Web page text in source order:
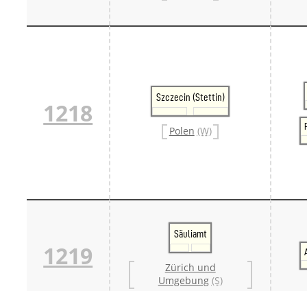
1218
Szczecin (Stettin)
Polen (W)
1219
Säuliamt
Zürich und
Umgebung (S)